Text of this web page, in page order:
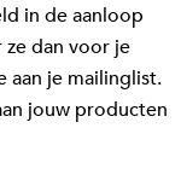
in de aanloop
dan voor je
aan je mailinglist.
jouw producten